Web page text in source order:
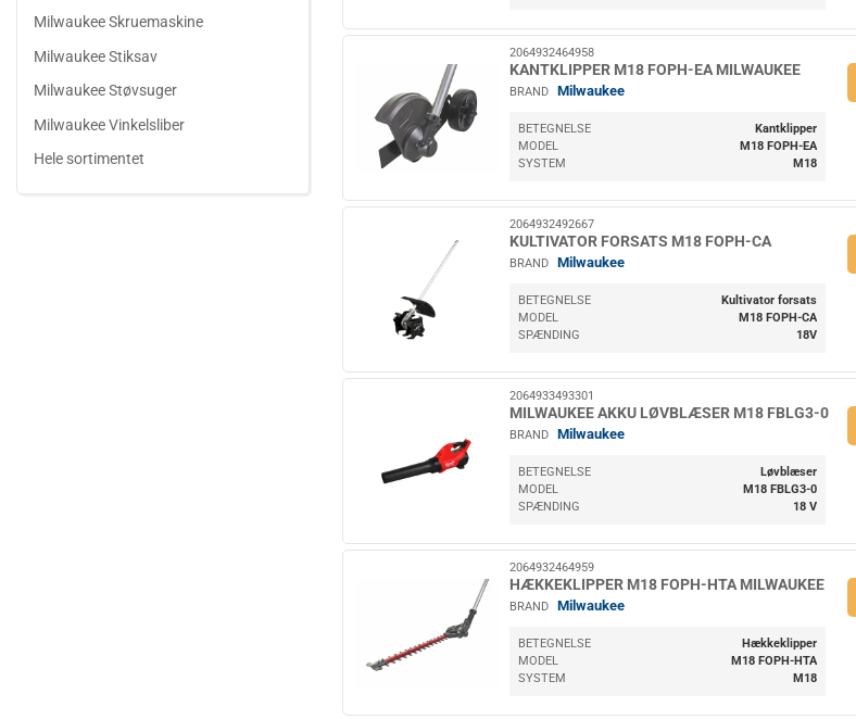
Milwaukee Skruemaskine
Milwaukee Stiksav
Milwaukee Støvsuger
Milwaukee Vinkelsliber
Hele sortimentet
2064932464958
KANTKLIPPER M18 FOPH-EA MILWAUKEE
BRAND Milwaukee
BETEGNELSE
Kantklipper
MODEL
M18 FOPH-EA
SYSTEM
M18
2064932492667
KULTIVATOR FORSATS M18 FOPH-CA
BRAND Milwaukee
BETEGNELSE
Kultivator forsats
MODEL
M18 FOPH-CA
SPÆNDING
18V
2064933493301
MILWAUKEE AKKU LØVBLÆSER M18 FBLG3-0
BRAND Milwaukee
BETEGNELSE
Løvblæser
MODEL
M18 FBLG3-0
SPÆNDING
18 V
2064932464959
HÆKKEKLIPPER M18 FOPH-HTA MILWAUKEE
BRAND Milwaukee
BETEGNELSE
Hækkeklipper
MODEL
M18 FOPH-HTA
SYSTEM
M18